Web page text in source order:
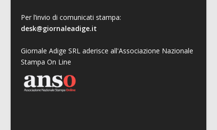
Per l’invio di comunicati stampa:
desk@giornaleadige.it
Giornale Adige SRL aderisce all'Associazione Nazionale
Stampa On Line